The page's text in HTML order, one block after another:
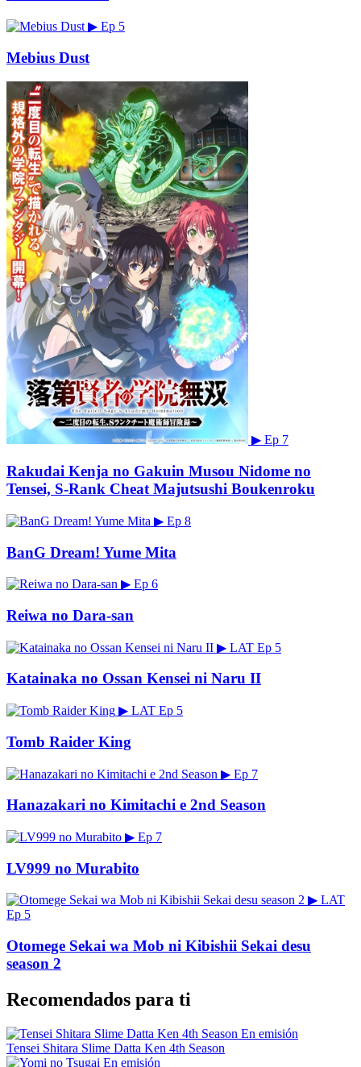
▶ Ep 5
Mebius Dust
▶ Ep 7
Rakudai Kenja no Gakuin Musou Nidome no
Tensei, S-Rank Cheat Majutsushi Boukenroku
▶ Ep 8
BanG Dream! Yume Mita
▶ Ep 6
Reiwa no Dara-san
▶ LAT Ep 5
Katainaka no Ossan Kensei ni Naru II
▶ LAT Ep 5
Tomb Raider King
▶ Ep 7
Hanazakari no Kimitachi e 2nd Season
▶ Ep 7
LV999 no Murabito
▶ LAT
Ep 5
Otomege Sekai wa Mob ni Kibishii Sekai desu
season 2
Recomendados para ti
En emisión
Tensei Shitara Slime Datta Ken 4th Season
En emisión